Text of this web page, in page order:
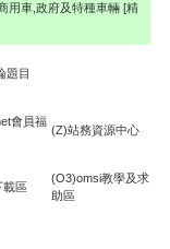
用車,政府及特種車輛 [精
題目
會員福
(Z)站務資源中心
載區
(O3)omsi教學及求
助區